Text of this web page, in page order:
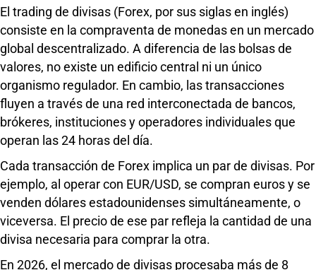
El trading de divisas (Forex, por sus siglas en inglés)
consiste en la compraventa de monedas en un mercado
global descentralizado. A diferencia de las bolsas de
valores, no existe un edificio central ni un único
organismo regulador. En cambio, las transacciones
fluyen a través de una red interconectada de bancos,
brókeres, instituciones y operadores individuales que
operan las 24 horas del día.
Cada transacción de Forex implica un par de divisas. Por
ejemplo, al operar con EUR/USD, se compran euros y se
venden dólares estadounidenses simultáneamente, o
viceversa. El precio de ese par refleja la cantidad de una
divisa necesaria para comprar la otra.
En 2026, el mercado de divisas procesaba más de 8